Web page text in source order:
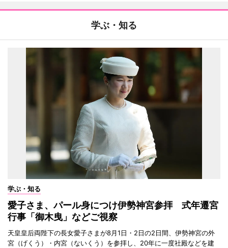
学ぶ・知る
学ぶ・知る
愛子さま、パール身につけ伊勢神宮参拝 式年遷宮
行事「御木曳」などご視察
天皇皇后両陛下の長女愛子さまが8月1日・2日の2日間、伊勢神宮の外
宮（げくう）・内宮（ないくう）を参拝し、20年に一度社殿などを建